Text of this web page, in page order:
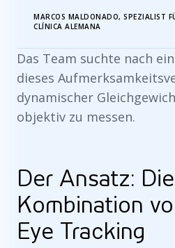
MARCOS MALDONADO, SPEZIALIST
CLÍNICA ALEMANA
Das Team suchte nach
dieses
dynamischer
objektiv zu messen.
Der Ansatz: Die
Kombination
Eye Tracking